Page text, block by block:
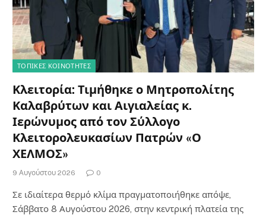
ΤΟΠΙΚΈΣ ΚΟΙΝΌΤΗΤΕΣ
Κλειτορία: Τιμήθηκε ο Μητροπολίτης
Καλαβρύτων και Αιγιαλείας κ.
Ιερώνυμος από τον Σύλλογο
Κλειτορολευκασίων Πατρών «Ο
ΧΕΛΜΟΣ»
9 Αυγούστου 2026 0
Σε ιδιαίτερα θερμό κλίμα πραγματοποιήθηκε απόψε,
Σάββατο 8 Αυγούστου 2026, στην κεντρική πλατεία της